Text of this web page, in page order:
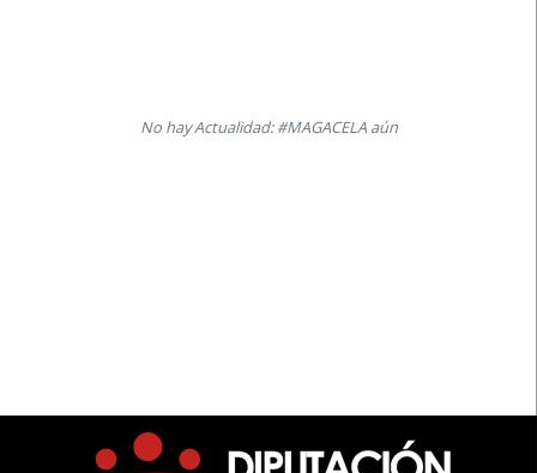
No hay Actualidad: #MAGACELA aún